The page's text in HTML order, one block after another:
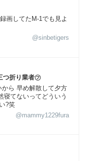
画してたM-1でも見よ
@sinbetigers
つ折り業者㋫
ら 早め解散して夕方
寝てないってどういう
?笑
@mammy1229fura